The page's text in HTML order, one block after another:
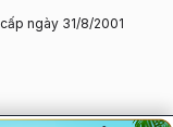
ngày 31/8/2001